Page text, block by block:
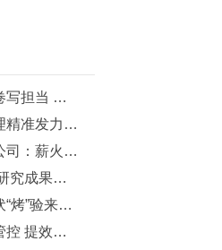
陕煤建设矿建二公司：以账为卷写担当 以数赋能促发展
陕煤建设矿建二公司：清单管理精准发力，安全攻坚见行见效
陕煤集团网：建设集团矿建二公司：薪火传技育新人 班组聚力促发展
立足陕煤建设实践 数字化税务研究成果荣获行业表彰
陕煤建设洗选煤运营公司：三伏“烤”验来袭 清凉守护在线
陕煤建设矿建三公司：精益化管控 提效能促发展